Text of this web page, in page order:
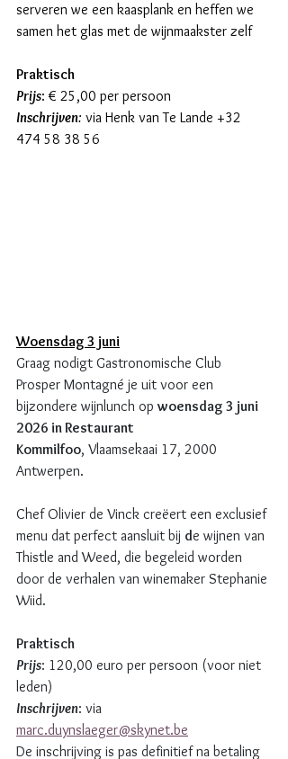
serveren we een kaasplank en heffen we
samen het glas met de wijnmaakster zelf
Praktisch
Prijs: € 25,00 per persoon
Inschrijven: via Henk van Te Lande +32
474 58 38 56
Woensdag 3 juni
Graag nodigt Gastronomische Club
Prosper Montagné je uit voor een
bijzondere wijnlunch op woensdag 3 juni
2026 in Restaurant
Kommilfoo, Vlaamsekaai 17, 2000
Antwerpen.
Chef Olivier de Vinck creëert een exclusief
menu dat perfect aansluit bij de wijnen van
Thistle and Weed, die begeleid worden
door de verhalen van winemaker Stephanie
Wiid.
Praktisch
Prijs: 120,00 euro per persoon (voor niet
leden)
Inschrijven: via
marc.duynslaeger@skynet.be
De inschrijving is pas definitief na betaling